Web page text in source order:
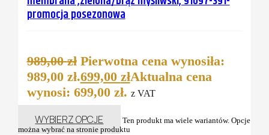
promocja posezonowa
989,00zł Pierwotna cena wynosiła:
989,00 zł.699,00 złAktualna cena
wynosi: 699,00 zł. z VAT
WYBIERZ OPCJE
Ten produkt ma wiele wariantów. Opcje
można wybrać na stronie produktu